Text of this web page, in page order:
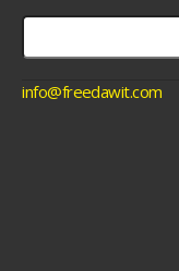
info@freedawit.com